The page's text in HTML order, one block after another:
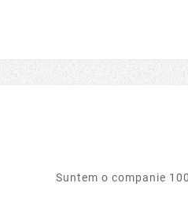
Suntem o companie